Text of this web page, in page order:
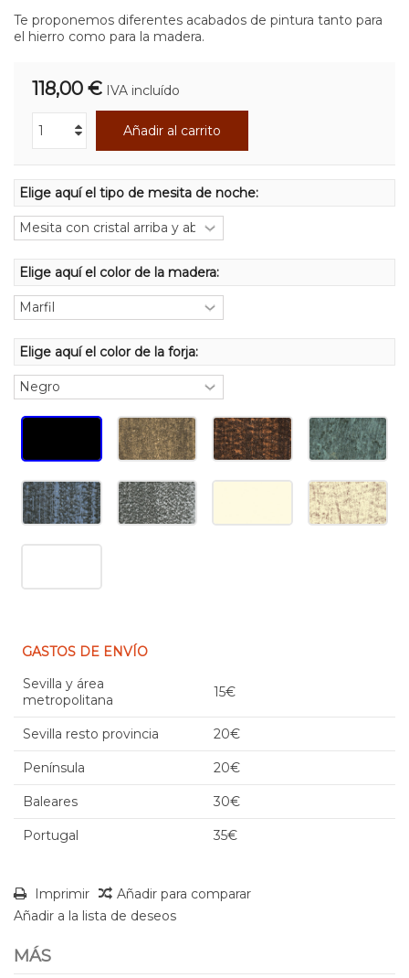
Te proponemos diferentes acabados de pintura tanto para
el hierro como para la madera.
118,00 € IVA incluído
Añadir al carrito
Elige aquí el color de la forja:
Elige aquí el tipo de mesita de noche:
Elige aquí el color de la madera:
GASTOS DE ENVÍO
Sevilla y área
metropolitana
15€
Sevilla resto provincia 20€
Península 20€
Baleares 30€
Portugal 35€
Imprimir
Añadir para comparar
Añadir a la lista de deseos
MÁS